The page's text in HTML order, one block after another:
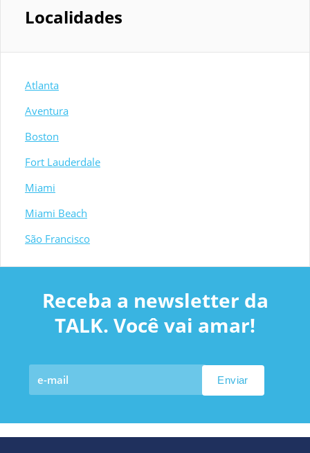
Localidades
Atlanta
Aventura
Boston
Fort Lauderdale
Miami
Miami Beach
São Francisco
Receba a newsletter da
TALK. Você vai amar!